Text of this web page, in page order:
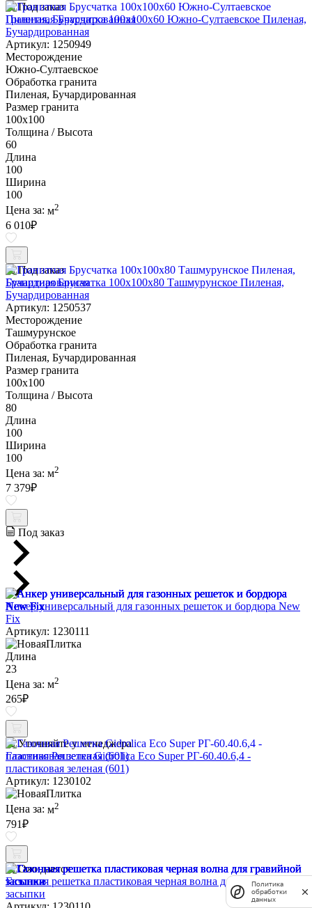
Под заказ
Гранитная Брусчатка 100х100x60 Южно-Султаевское Пиленая,
Бучардированная
Артикул: 1250949
Месторождение
Южно-Султаевское
Обработка гранита
Пиленая, Бучардированная
Размер гранита
100х100
Толщина / Высота
60
Длина
100
Ширина
100
Цена за: м2
6 010₽
Под заказ
Гранитная Брусчатка 100х100x80 Ташмурунское Пиленая,
Бучардированная
Артикул: 1250537
Месторождение
Ташмурунское
Обработка гранита
Пиленая, Бучардированная
Размер гранита
100х100
Толщина / Высота
80
Длина
100
Ширина
100
Цена за: м2
7 379₽
Под заказ
Анкер универсальный для газонных решеток и бордюра New
Fix
Артикул: 1230111
Длина
23
Цена за: м2
265₽
Уточняйте у менеджера
Газонная Решетка Gidrolica Eco Super РГ-60.40.6,4 -
пластиковая зеленая (601)
Артикул: 1230102
Цена за: м2
791₽
Ожидается
Газонная решетка пластиковая черная волна для гравийной
засыпки
Политика
обработки
данных